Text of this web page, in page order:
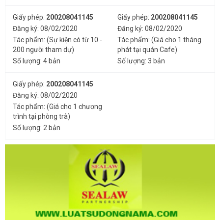
Giấy phép: 200208041145
Đăng ký: 08/02/2020
Tác phẩm: (Sự kiện có từ 10 -
200 người tham dự)
Số lượng: 4 bản
Giấy phép: 200208041145
Đăng ký: 08/02/2020
Tác phẩm: (Giá cho 1 tháng
phát tại quán Cafe)
Số lượng: 3 bản
Giấy phép: 200208041145
Đăng ký: 08/02/2020
Tác phẩm: (Giá cho 1 chương
trình tại phòng trà)
Số lượng: 2 bản